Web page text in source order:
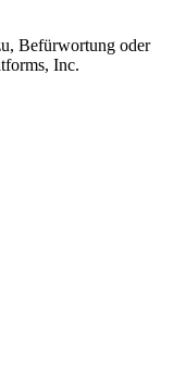
Befürwortung oder
Inc.